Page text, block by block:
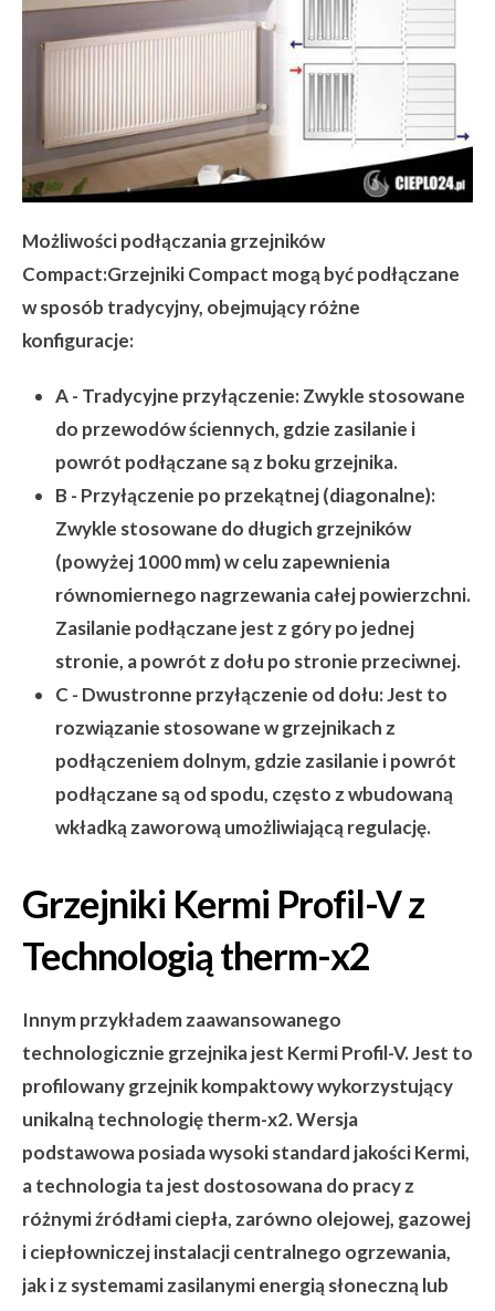
Możliwości podłączania grzejników
Compact:Grzejniki Compact mogą być podłączane
w sposób tradycyjny, obejmujący różne
konfiguracje:
A - Tradycyjne przyłączenie:Zwykle stosowane
do przewodów ściennych, gdzie zasilanie i
powrót podłączane są z boku grzejnika.
B - Przyłączenie po przekątnej (diagonalne):
Zwykle stosowane do długich grzejników
(powyżej 1000 mm) w celu zapewnienia
równomiernego nagrzewania całej powierzchni.
Zasilanie podłączane jest z góry po jednej
stronie, a powrót z dołu po stronie przeciwnej.
C - Dwustronne przyłączenie od dołu:Jest to
rozwiązanie stosowane w grzejnikach z
podłączeniem dolnym, gdzie zasilanie i powrót
podłączane są od spodu, często z wbudowaną
wkładką zaworową umożliwiającą regulację.
Grzejniki Kermi Profil-V z
Technologią therm-x2
Innym przykładem zaawansowanego
technologicznie grzejnika jest Kermi Profil-V. Jest to
profilowany grzejnik kompaktowy wykorzystujący
unikalną technologię therm-x2. Wersja
podstawowa posiada wysoki standard jakości Kermi,
a technologia ta jest dostosowana do pracy z
różnymi źródłami ciepła, zarówno olejowej, gazowej
i ciepłowniczej instalacji centralnego ogrzewania,
jak i z systemami zasilanymi energią słoneczną lub